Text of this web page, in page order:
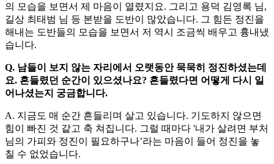
의 모습을 보면서 제 마음이 열렸지요. 그리고 용덕 김영록 님,
길상 최태범 님 등 본받을 도반이 많았습니다. 그 힘든 정진을
해내는 도반들의 모습을 보면서 저 역시 조금씩 배우고 흉내냈
습니다.
Q. 남들이 보지 않는 자리에서 오랫동안 묵묵히 정진하셨는데
요. 흔들렸던 순간이 있으셨나요? 흔들렸다면 어떻게 다시 일
어나셨는지 궁금합니다.
A. 지금도 매 순간 흔들리며 살고 있습니다. 기도하지 않으면
힘이 빠진 것 같고 축 쳐집니다. 그럴 때마다 '내가 살려면 부처
님의 가피와 정진이 필요하구나’라는 마음이 들어 정진을 놓
칠 수 없었습니다.